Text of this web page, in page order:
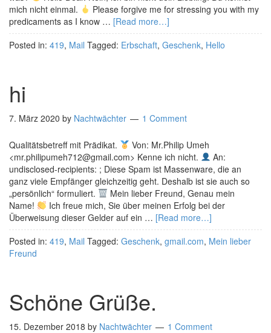
mich nicht einmal.
Please forgive me for stressing you with my
predicaments as I know … [Read more…]
Posted in: 419, Mail Tagged: Erbschaft, Geschenk, Hello
hi
7. März 2020 by Nachtwächter 1 Comment
Qualitätsbetreff mit Prädikat.
Von: Mr.Philip Umeh
<mr.philipumeh712@gmail.com> Kenne ich nicht.
An:
undisclosed-recipients: ; Diese Spam ist Massenware, die an
ganz viele Empfänger gleichzeitig geht. Deshalb ist sie auch so
„persönlich“ formuliert.
Mein lieber Freund, Genau mein
Name!
Ich freue mich, Sie über meinen Erfolg bei der
Überweisung dieser Gelder auf ein … [Read more…]
Posted in: 419, Mail Tagged: Geschenk, gmail.com, Mein lieber
Freund
Schöne Grüße.
15. Dezember 2018 by Nachtwächter 1 Comment